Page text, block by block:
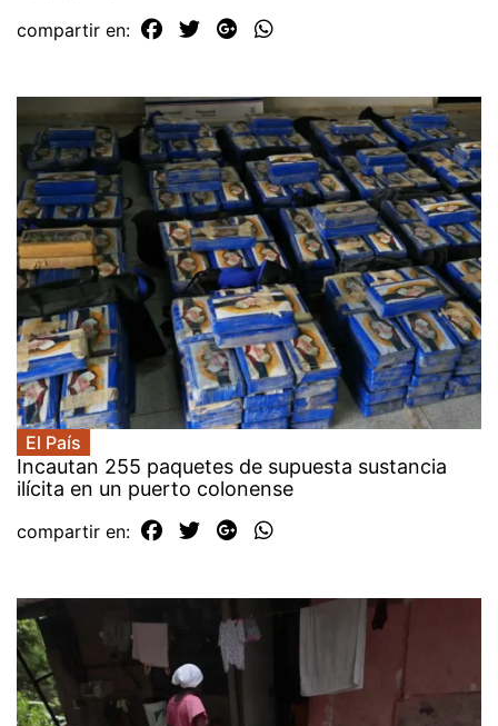
compartir en:
El País
Incautan 255 paquetes de supuesta sustancia
ilícita en un puerto colonense
compartir en: